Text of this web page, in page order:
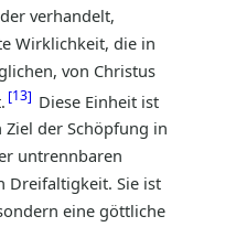
verhandelt,
Wirklichkeit, die in
von Christus
13
Diese Einheit ist
der Schöpfung in
untrennbaren
Dreifaltigkeit. Sie ist
eine göttliche